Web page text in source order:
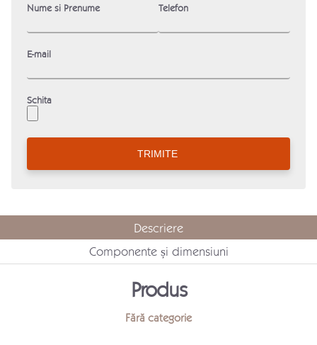
Nume si Prenume Telefon
E-mail
Schita
Descriere
Componente și dimensiuni
Produs
Fără categorie